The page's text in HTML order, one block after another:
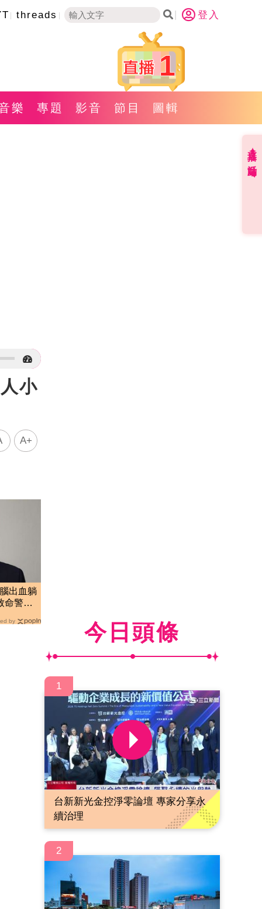
threads 登入
1
樂 專題 影音 節目 圖輯
小
A+
出血躺
命警
by 今日頭條
1
台新新光金控淨零論壇 專家分享永
續治理
2
直播✦活動